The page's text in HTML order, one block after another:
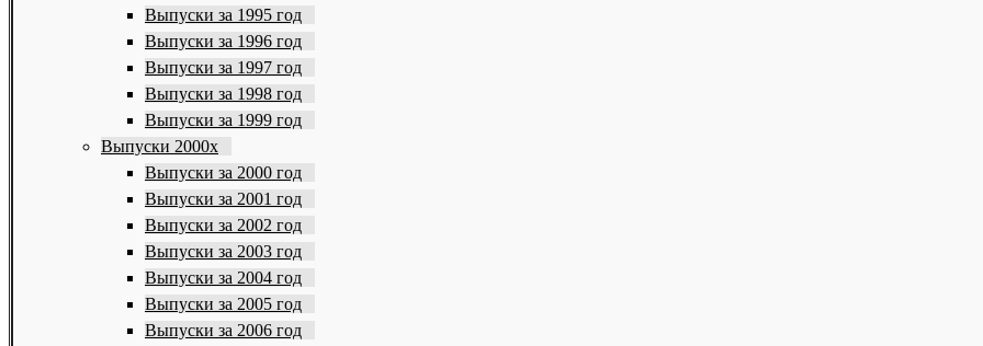
Выпуски за 1995 год
Выпуски за 1996 год
Выпуски за 1997 год
Выпуски за 1998 год
Выпуски за 1999 год
Выпуски 2000х
Выпуски за 2000 год
Выпуски за 2001 год
Выпуски за 2002 год
Выпуски за 2003 год
Выпуски за 2004 год
Выпуски за 2005 год
Выпуски за 2006 год